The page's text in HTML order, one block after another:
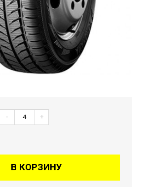
- +
В КОРЗИНУ